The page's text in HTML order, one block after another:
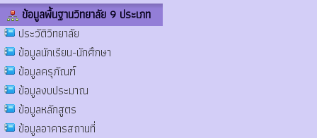
ข้อมูลพื้นฐานวิทยาลัย 9 ประเภท
ประวัติวิทยาลัย
ข้อมูลนักเรียน-นักศึกษา
ข้อมูลครุภัณฑ์
ข้อมูลงบประมาณ
ข้อมูลหลักสูตร
ข้อมูลอาคารสถานที่